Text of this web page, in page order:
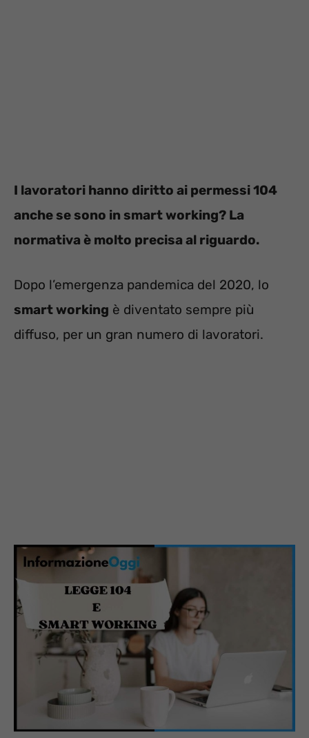
I lavoratori hanno diritto ai permessi 104
anche se sono in smart working? La
normativa è molto precisa al riguardo.
Dopo l’emergenza pandemica del 2020, lo
smart working è diventato sempre più
diffuso, per un gran numero di lavoratori.